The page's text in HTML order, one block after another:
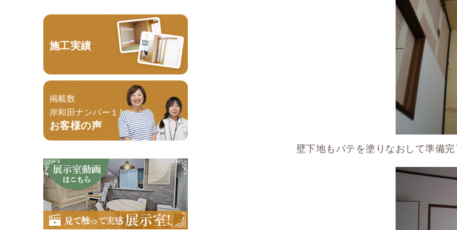
施工実績
掲載数
岸和田ナンバー１！
お客様の声
壁下地もパテを塗りなおして準備完